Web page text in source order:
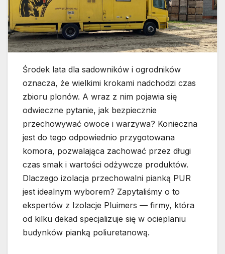
Środek lata dla sadowników i ogrodników
oznacza, że wielkimi krokami nadchodzi czas
zbioru plonów. A wraz z nim pojawia się
odwieczne pytanie, jak bezpiecznie
przechowywać owoce i warzywa? Konieczna
jest do tego odpowiednio przygotowana
komora, pozwalająca zachować przez długi
czas smak i wartości odżywcze produktów.
Dlaczego izolacja przechowalni pianką PUR
jest idealnym wyborem? Zapytaliśmy o to
ekspertów z Izolacje Pluimers — firmy, która
od kilku dekad specjalizuje się w ocieplaniu
budynków pianką poliuretanową.